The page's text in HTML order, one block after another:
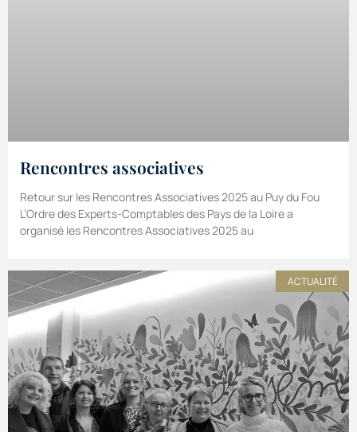
Rencontres associatives
Retour sur les Rencontres Associatives 2025 au Puy du Fou
L’Ordre des Experts-Comptables des Pays de la Loire a
organisé les Rencontres Associatives 2025 au
ACTUALITÉ